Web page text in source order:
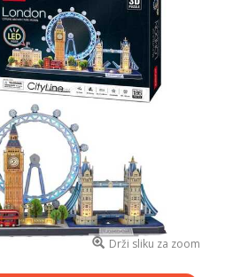
Drži sliku za zoom